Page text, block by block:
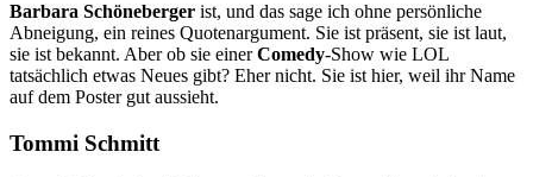
Barbara Schöneberger ist, und das sage ich ohne persönliche
Abneigung, ein reines Quotenargument. Sie ist präsent, sie ist laut,
sie ist bekannt. Aber ob sie einerComedy-Show wie LOL
tatsächlich etwas Neues gibt? Eher nicht. Sie ist hier, weil ihr Name
auf dem Poster gut aussieht.
Tommi Schmitt